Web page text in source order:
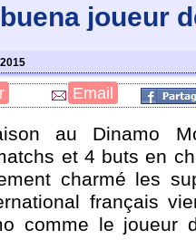
joueur
Email
au Dinamo
et 4 buts en
charmé les
français
comme le joueur